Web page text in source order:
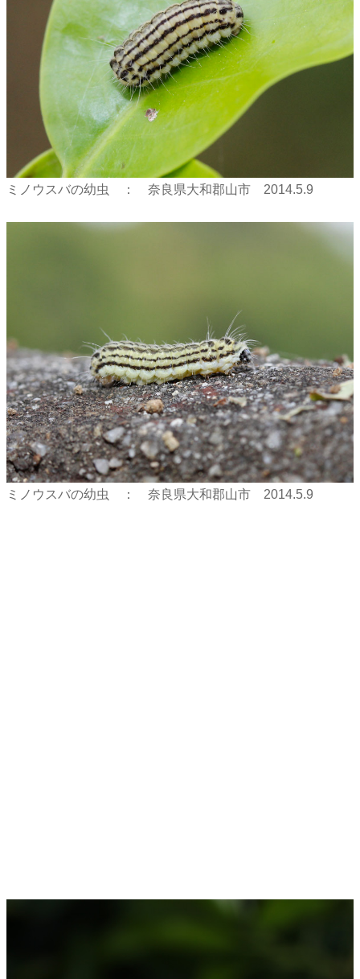
ミノウスバの幼虫 ： 奈良県大和郡山市 2014.5.9
ミノウスバの幼虫 ： 奈良県大和郡山市 2014.5.9